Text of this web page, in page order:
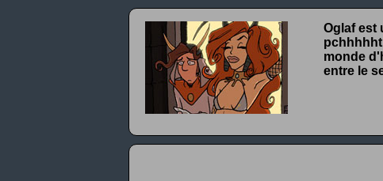
Oglaf est
monde
entre le